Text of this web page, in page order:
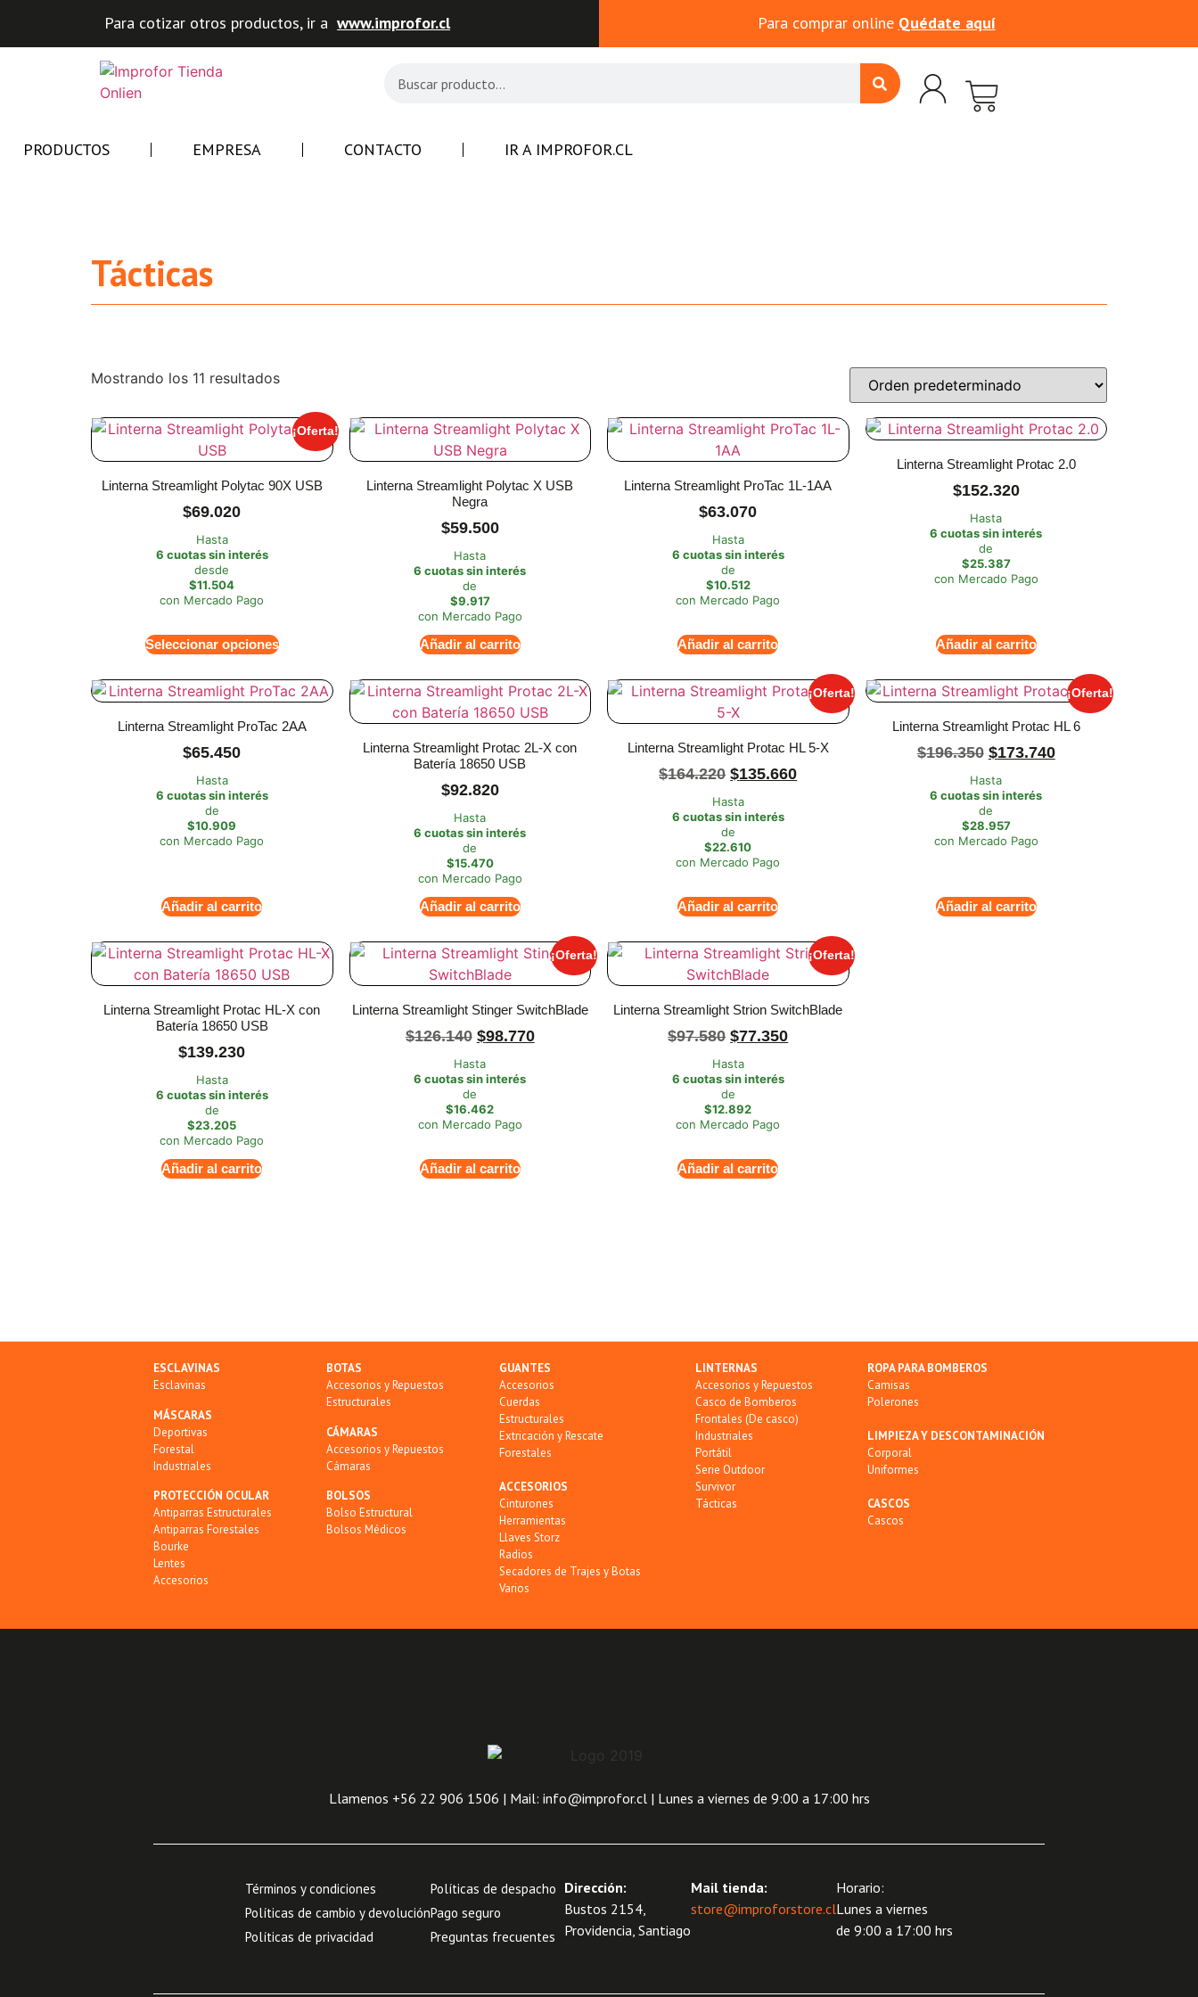
Para cotizar otros productos, ir a www.improfor.cl Para comprar online Quédate aquí
PRODUCTOS EMPRESA CONTACTO IR A IMPROFOR.CL
Tácticas
Mostrando los 11 resultados
¡Oferta!
Linterna Streamlight Polytac 90X USB
$69.020
Hasta
6 cuotas sin interés
desde
$11.504
con Mercado Pago
Seleccionar opciones
Linterna Streamlight Polytac X USB
Negra
$59.500
Hasta
6 cuotas sin interés
de
$9.917
con Mercado Pago
Añadir al carrito
Linterna Streamlight ProTac 1L-1AA
$63.070
Hasta
6 cuotas sin interés
de
$10.512
con Mercado Pago
Añadir al carrito
Linterna Streamlight Protac 2.0
$152.320
Hasta
6 cuotas sin interés
de
$25.387
con Mercado Pago
Añadir al carrito
Linterna Streamlight ProTac 2AA
$65.450
Hasta
6 cuotas sin interés
de
$10.909
con Mercado Pago
Añadir al carrito
Linterna Streamlight Protac 2L-X con
Batería 18650 USB
$92.820
Hasta
6 cuotas sin interés
de
$15.470
con Mercado Pago
Añadir al carrito
¡Oferta!
Linterna Streamlight Protac HL 5-X
$164.220 $135.660
Hasta
6 cuotas sin interés
de
$22.610
con Mercado Pago
Añadir al carrito
¡Oferta!
Linterna Streamlight Protac HL 6
$196.350 $173.740
Hasta
6 cuotas sin interés
de
$28.957
con Mercado Pago
Añadir al carrito
Linterna Streamlight Protac HL-X con
Batería 18650 USB
$139.230
Hasta
6 cuotas sin interés
de
$23.205
con Mercado Pago
Añadir al carrito
¡Oferta!
Linterna Streamlight Stinger SwitchBlade
$126.140 $98.770
Hasta
6 cuotas sin interés
de
$16.462
con Mercado Pago
Añadir al carrito
¡Oferta!
Linterna Streamlight Strion SwitchBlade
$97.580 $77.350
Hasta
6 cuotas sin interés
de
$12.892
con Mercado Pago
Añadir al carrito
ESCLAVINAS
Esclavinas
MÁSCARAS
Deportivas
Forestal
Industriales
PROTECCIÓN OCULAR
Antiparras Estructurales
Antiparras Forestales
Bourke
Lentes
Accesorios
BOTAS
Accesorios y Repuestos
Estructurales
CÁMARAS
Accesorios y Repuestos
Cámaras
BOLSOS
Bolso Estructural
Bolsos Médicos
GUANTES
Accesorios
Cuerdas
Estructurales
Extricación y Rescate
Forestales
ACCESORIOS
Cinturones
Herramientas
Llaves Storz
Radios
Secadores de Trajes y Botas
Varios
LINTERNAS
Accesorios y Repuestos
Casco de Bomberos
Frontales (De casco)
Industriales
Portátil
Serie Outdoor
Survivor
Tácticas
ROPA PARA BOMBEROS
Camisas
Polerones
LIMPIEZA Y DESCONTAMINACIÓN
Corporal
Uniformes
CASCOS
Cascos
Llamenos +56 22 906 1506 | Mail: info@improfor.cl | Lunes a viernes de 9:00 a 17:00 hrs
Términos y condiciones
Políticas de cambio y devolución
Políticas de privacidad
Políticas de despacho
Pago seguro
Preguntas frecuentes
Dirección:
Bustos 2154,
Providencia, Santiago
Mail tienda:
store@improforstore.cl
Horario:
Lunes a viernes
de 9:00 a 17:00 hrs